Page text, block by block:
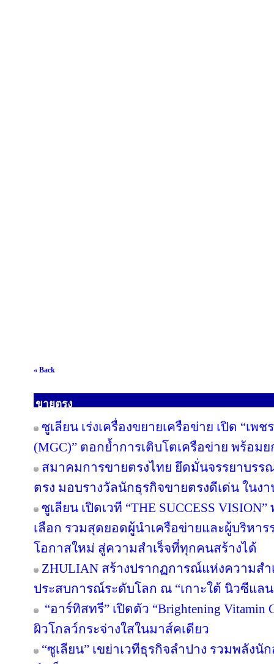
« Back
ขายตรง
ซูเลียน เร่งเครื่องขยายเครือข่าย เปิด “เพ
(MGC)” ตอกย้ำการเติบโตเครือข่าย พร้อ
สมาคมการขายตรงไทย ยึดมั่นจรรยาบรร
ตรง มอบรางวัลนักธุรกิจขายตรงดีเด่น ในงา
ซูเลียน เปิดเวที “THE SUCCESS
เลือก รวมสุดยอดผู้นำเครือข่ายและผู้บริหา
โอกาสใหม่ สู่ความสำเร็จที่ทุกคนสร้างได้
ZHULIAN สร้างปรากฏการณ์แห่งความสำ
ประสบการณ์ระดับโลก ณ “เกาะใต้ นิวซีแล
“อาร์ทิสทรี” เปิดตัว “Brightening Vitamin
ผิวโกลว์กระจ่างใสในมาส์คเดียว
“ซูเลียน” เขย่าเวทีธุรกิจลำปาง รวมพลัง